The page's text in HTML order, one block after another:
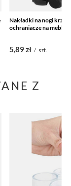
Nakładki na nogi
ochraniacze na meble
5,89 zł / szt.
Z